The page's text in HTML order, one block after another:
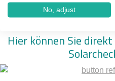
eingespeist, während bei
überschüssige Strom genutzt
Hier können Sie
No, adjust